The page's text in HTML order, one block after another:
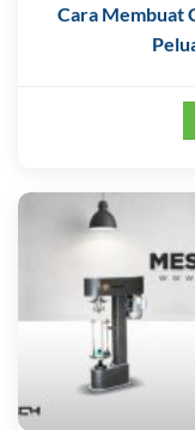
Cara Membuat